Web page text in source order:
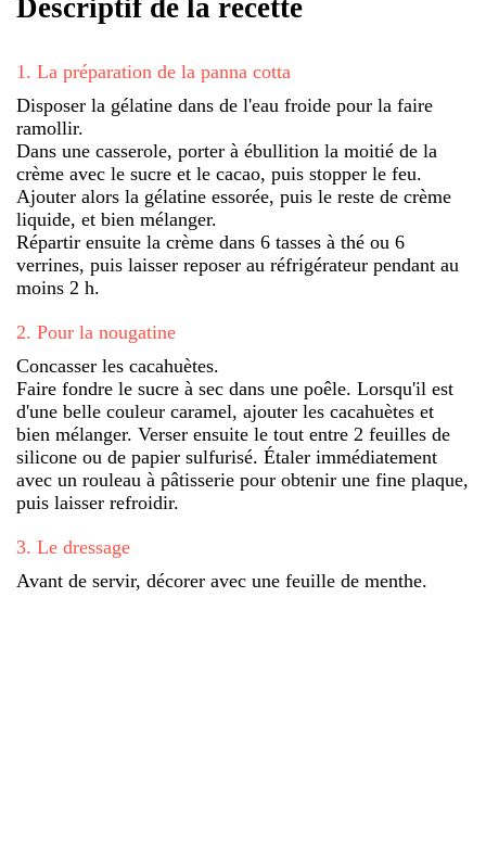
Descriptif de la recette
1 . La préparation de la panna cotta
Disposer la gélatine dans de l'eau froide pour la faire
ramollir.
Dans une casserole, porter à ébullition la moitié de la
crème avec le sucre et le cacao, puis stopper le feu.
Ajouter alors la gélatine essorée, puis le reste de crème
liquide, et bien mélanger.
Répartir ensuite la crème dans 6 tasses à thé ou 6
verrines, puis laisser reposer au réfrigérateur pendant au
moins 2 h.
2. Pour la nougatine
Concasser les cacahuètes.
Faire fondre le sucre à sec dans une poêle. Lorsqu'il est
d'une belle couleur caramel, ajouter les cacahuètes et
bien mélanger. Verser ensuite le tout entre 2 feuilles de
silicone ou de papier sulfurisé. Étaler immédiatement
avec un rouleau à pâtisserie pour obtenir une fine plaque,
puis laisser refroidir.
3. Le dressage
Avant de servir, décorer avec une feuille de menthe.